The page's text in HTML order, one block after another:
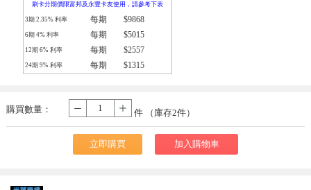
刷卡分期價限富邦及永豐卡友使用，請參考下表
3期 2.35% 利率 每期 $9868
6期 4% 利率 每期 $5015
12期 6% 利率 每期 $2557
24期 9% 利率 每期 $1315
購買數量：
- 件 （庫存2件）
立即購買 加入購物車